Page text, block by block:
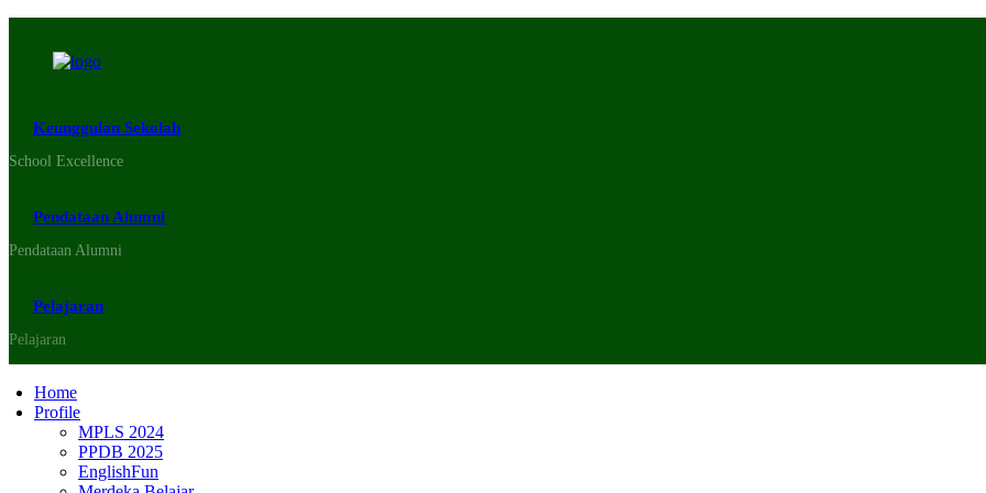
Keunggulan Sekolah
School Excellence
Pendataan Alumni
Pendataan Alumni
Pelajaran
Pelajaran
Home
Profile
MPLS 2024
PPDB 2025
EnglishFun